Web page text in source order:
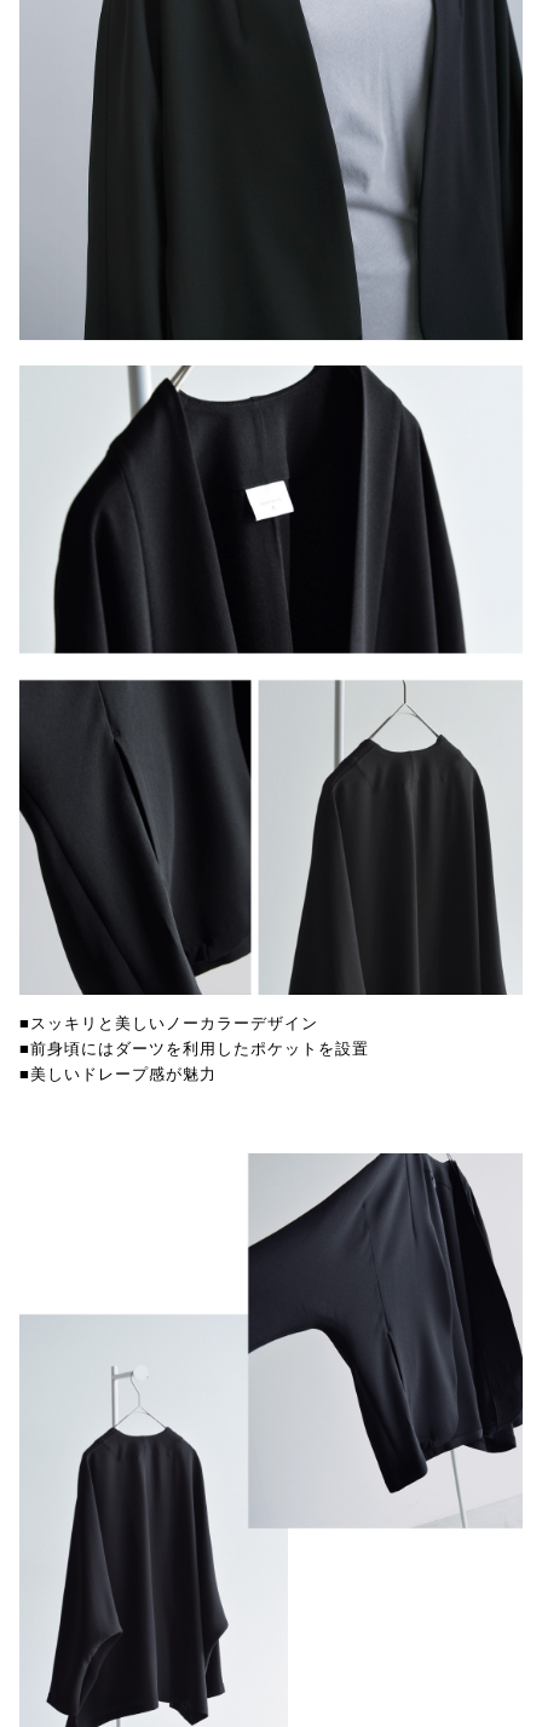
■スッキリと美しいノーカラーデザイン
■前身頃にはダーツを利用したポケットを設置
■美しいドレープ感が魅力